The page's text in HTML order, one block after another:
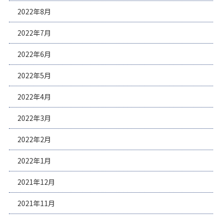
2022年8月
2022年7月
2022年6月
2022年5月
2022年4月
2022年3月
2022年2月
2022年1月
2021年12月
2021年11月